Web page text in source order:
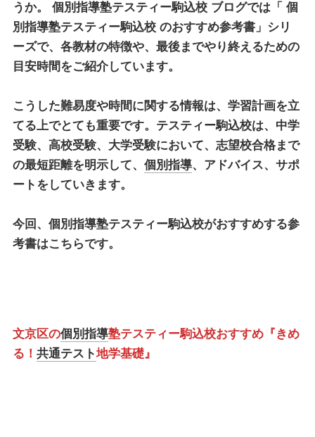
うか。 個別指導塾テスティー駒込校ブログでは「 個
別指導塾テスティー駒込校のおすすめ参考書」シリ
ーズで、各教材の特徴や、最後までやり終えるための
目安時間をご紹介しています。
こうした難易度や時間に関する情報は、学習計画を立
てる上でとても重要です。テスティー駒込校は、中学
受験、高校受験、大学受験において、志望校合格まで
の最短距離を明示して、 個別指導、アドバイス、サポ
ートをしていきます。
今回、 個別指導塾テスティー駒込校がおすすめする参
考書はこちらです。
文京区の個別指導塾テスティー駒込校おすすめ『きめ
る！ 共通テスト地学基礎』